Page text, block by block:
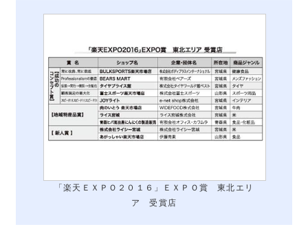
「楽天ＥＸＰＯ２０１６」ＥＸＰＯ賞 東北エリ
ア 受賞店